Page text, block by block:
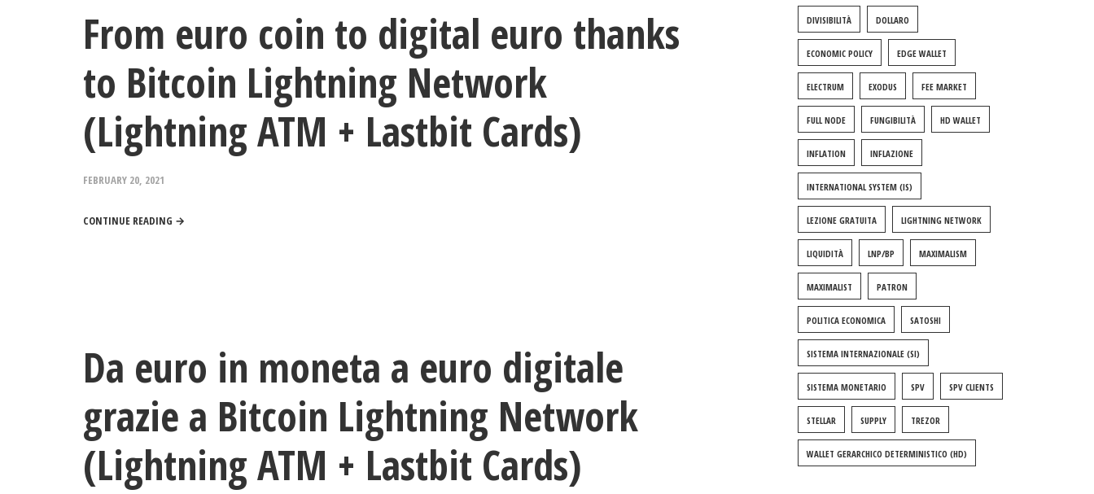
From euro coin to digital euro thanks
to Bitcoin Lightning Network
(Lightning ATM + Lastbit Cards)
FEBRUARY 20, 2021
CONTINUE READING →
Da euro in moneta a euro digitale
grazie a Bitcoin Lightning Network
(Lightning ATM + Lastbit Cards)
DIVISIBILITÀ DOLLARO
ECONOMIC POLICY EDGE WALLET
ELECTRUM EXODUS FEE MARKET
FULL NODE FUNGIBILITÀ HD WALLET
INFLATION INFLAZIONE
INTERNATIONAL SYSTEM (IS)
LEZIONE GRATUITA LIGHTNING NETWORK
LIQUIDITÀ LNP/BP MAXIMALISM
MAXIMALIST PATRON
POLITICA ECONOMICA SATOSHI
SISTEMA INTERNAZIONALE (SI)
SISTEMA MONETARIO SPV SPV CLIENTS
STELLAR SUPPLY TREZOR
WALLET GERARCHICO DETERMINISTICO (HD)